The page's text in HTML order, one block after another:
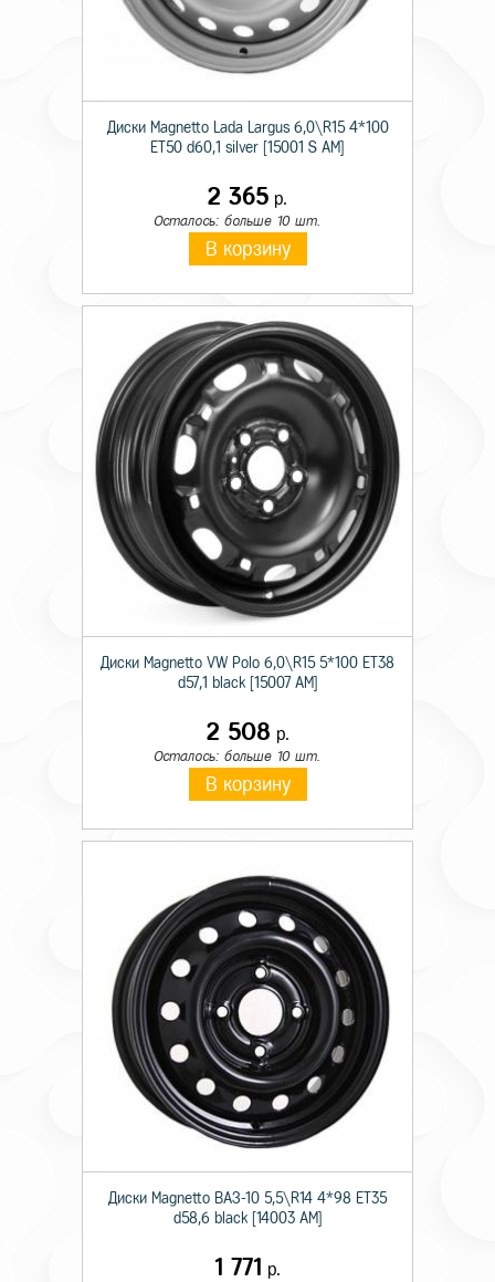
Диски Magnetto Lada Largus 6,0\R15 4*100
ET50 d60,1 silver [15001 S AM]
2 365 р.
Осталось: больше 10 шт.
В корзину
Диски Magnetto VW Polo 6,0\R15 5*100 ET38
d57,1 black [15007 AM]
2 508 р.
Осталось: больше 10 шт.
В корзину
Диски Magnetto ВАЗ-10 5,5\R14 4*98 ET35
d58,6 black [14003 AM]
1 771 р.